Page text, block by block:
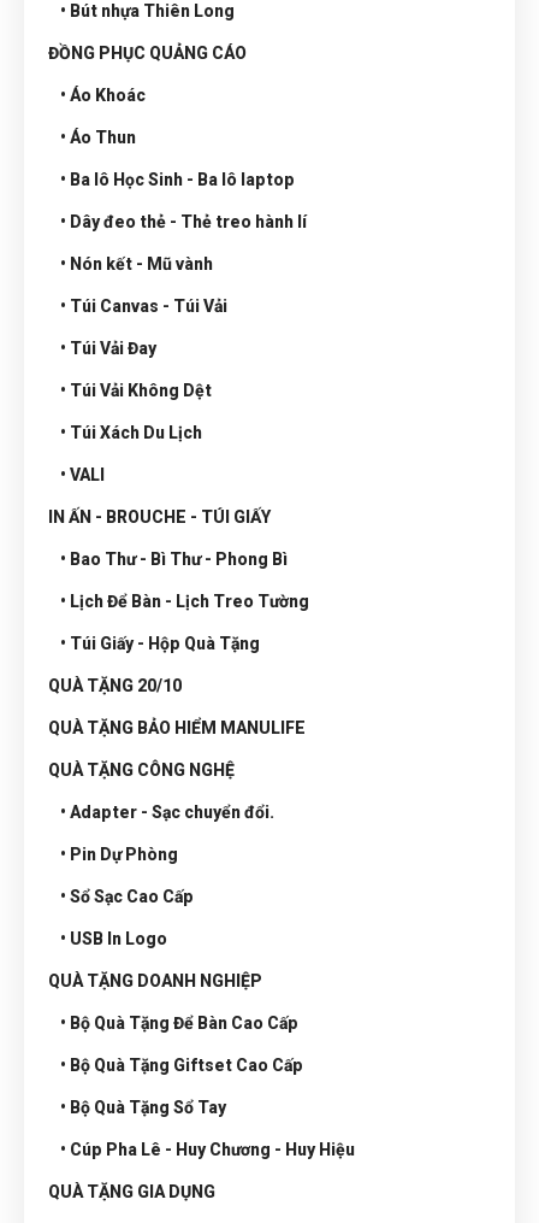
• Bút nhựa Thiên Long
ĐỒNG PHỤC QUẢNG CÁO
• Áo Khoác
• Áo Thun
• Ba lô Học Sinh - Ba lô laptop
• Dây đeo thẻ - Thẻ treo hành lí
• Nón kết - Mũ vành
• Túi Canvas - Túi Vải
• Túi Vải Đay
• Túi Vải Không Dệt
• Túi Xách Du Lịch
• VALI
IN ẤN - BROUCHE - TÚI GIẤY
• Bao Thư - Bì Thư - Phong Bì
• Lịch Để Bàn - Lịch Treo Tường
• Túi Giấy - Hộp Quà Tặng
QUÀ TẶNG 20/10
QUÀ TẶNG BẢO HIỂM MANULIFE
QUÀ TẶNG CÔNG NGHỆ
• Adapter - Sạc chuyển đổi.
• Pin Dự Phòng
• Sổ Sạc Cao Cấp
• USB In Logo
QUÀ TẶNG DOANH NGHIỆP
• Bộ Quà Tặng Để Bàn Cao Cấp
• Bộ Quà Tặng Giftset Cao Cấp
• Bộ Quà Tặng Sổ Tay
• Cúp Pha Lê - Huy Chương - Huy Hiệu
QUÀ TẶNG GIA DỤNG